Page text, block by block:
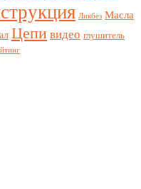
Ликбез Масла
Цепи видео глушитель